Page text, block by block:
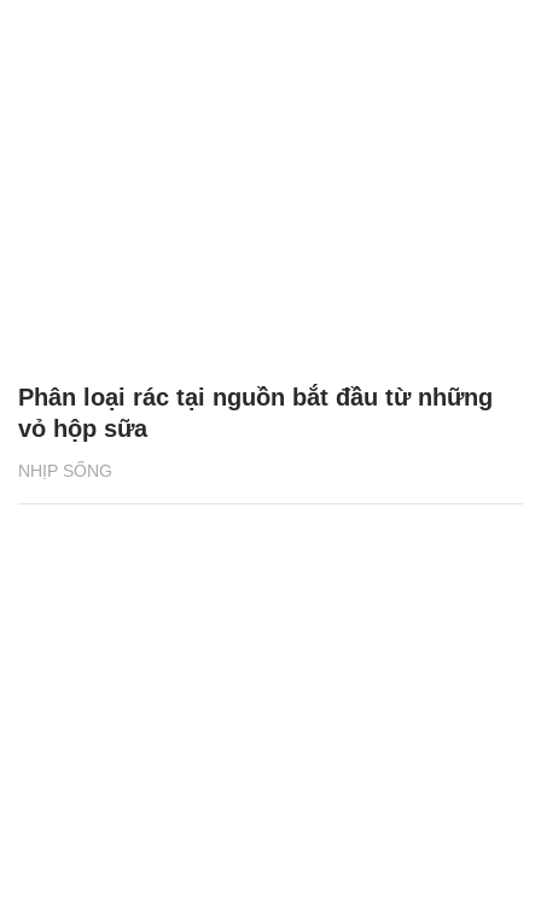
NHỊP SỐNG
Phân loại rác tại nguồn bắt đầu từ những
vỏ hộp sữa